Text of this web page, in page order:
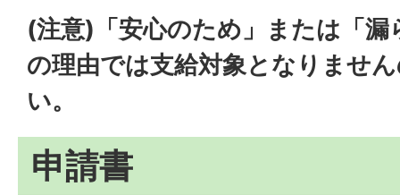
(注意)「安心のため」または「
の理由では支給対象となりませ
い。
申請書